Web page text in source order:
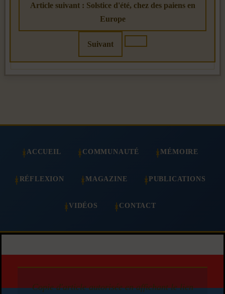
Article suivant : Solstice d'été, chez des paiens en
Europe
Suivant
ACCUEIL COMMUNAUTÉ MÉMOIRE
RÉFLEXION MAGAZINE PUBLICATIONS
VIDÉOS CONTACT
Copie d'article autorisée en affichant le lien